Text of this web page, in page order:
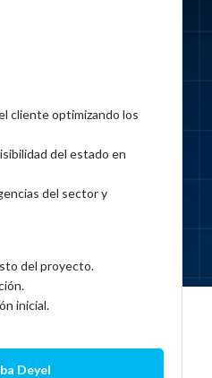
cliente optimizando los
del estado en
del sector y
del proyecto.
inicial.
Deyel